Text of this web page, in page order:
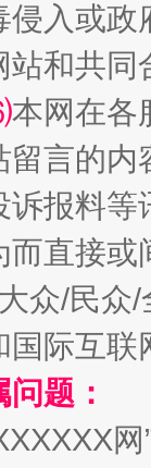
入或
和共
本网在各
留言的内
报料
直接
众/民
际互
题：